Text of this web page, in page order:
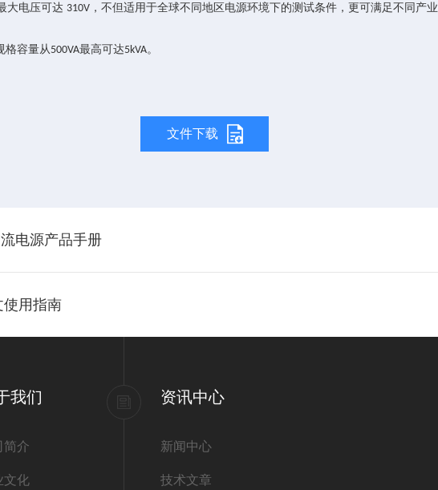
大电压可达 310V ，不但适用于全球不同地区电源环境下的测试条件，更可满足不同产业
格容量从500VA最高可达5kVA。
文件下载
电源产品手册
使用指南
我们
简介
文化
资讯中心
新闻中心
技术文章